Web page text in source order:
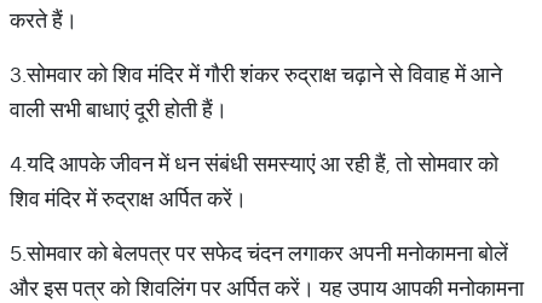
करते हैं।
3.सोमवार को शिव मंदिर में गौरी शंकर रुद्राक्ष चढ़ाने से विवाह में आने
वाली सभी बाधाएं दूरी होती हैं।
4.यदि आपके जीवन में धन संबंधी समस्याएं आ रही हैं, तो सोमवार को
शिव मंदिर में रुद्राक्ष अर्पित करें।
5.सोमवार को बेलपत्र पर सफेद चंदन लगाकर अपनी मनोकामना बोलें
और इस पत्र को शिवलिंग पर अर्पित करें। यह उपाय आपकी मनोकामना